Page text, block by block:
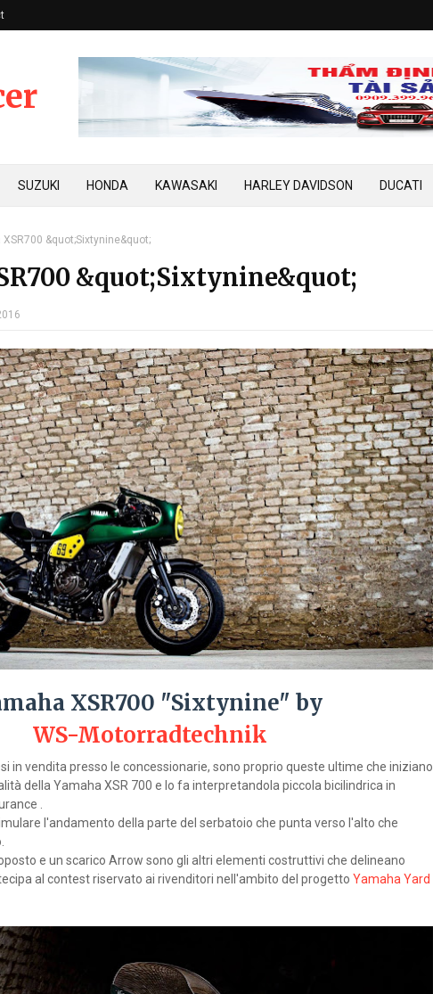
SUZUKI HONDA KAWASAKI HARLEY DAVIDSON DUCATI
&quot;Sixtynine&quot;
&quot;Sixtynine&quot;
XSR700 "Sixtynine" by
WS-Motorradtechnik
in vendita presso le concessionarie, sono proprio queste ultime che iniziano
della Yamaha XSR 700 e lo fa interpretandola piccola bicilindrica in
.
l'andamento della parte del serbatoio che punta verso l'alto che
e un scarico Arrow sono gli altri elementi costruttivi che delineano
al contest riservato ai rivenditori nell'ambito del progetto Yamaha Yard